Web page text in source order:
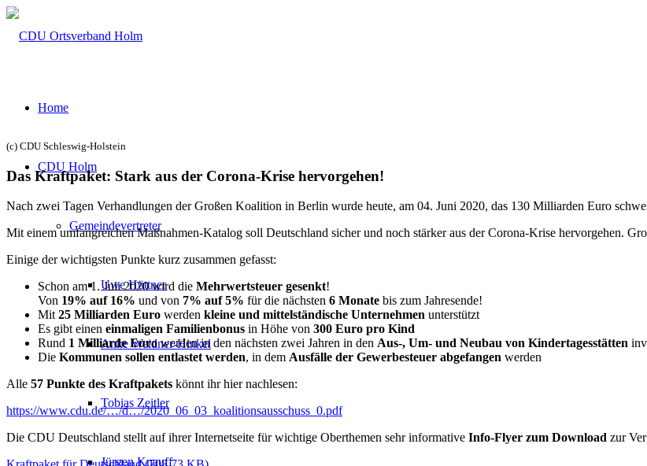
Home
CDU Holm
Gemeindevertreter
Uwe Hüttner
Anke Weidner-Hinkel
Tobias Zeitler
Jürgen Knauff
(c) CDU Schleswig-Holstein
Das Kraftpaket: Stark aus der Corona-Krise hervorgehen!
Nach zwei Tagen Verhandlungen der Großen Koalition in Berlin wurde heute, am 04. Juni 2020, das 130 Milliarden Euro
Mit einem umfangreichen Maßnahmen-Katalog soll Deutschland sicher und noch stärker aus derCorona-Krise hervorgehen.
Einige der wichtigsten Punkte kurz zusammen gefasst:
Schon am 1. Juli 2020 wird die Mehrwertsteuer gesenkt!
Von 19% auf 16% und von 7% auf 5% für die nächsten 6 Monate bis zum Jahresende!
Mit25 Milliarden Euro werden kleine und mittelständische Unternehmen unterstützt
Es gibt einen einmaligen Familienbonus in Höhe von 300 Euro pro Kind
Rund 1 Milliarde Eurowerden in den nächsten zwei Jahren in den Aus-, Um- und Neubau von Kindertagesstätten
Die Kommunen sollen entlastet werden, in dem Ausfälle der Gewerbesteuer abgefangen werden
Alle 57 Punkte des Kraftpakets könnt ihr hier nachlesen:
https://www.cdu.de/…/d…/2020_06_03_koalitionsausschuss_0.pdf
Die CDU Deutschland stellt auf ihrer Internetseite für wichtige Oberthemen sehr informative Info-Flyer zum Download zur